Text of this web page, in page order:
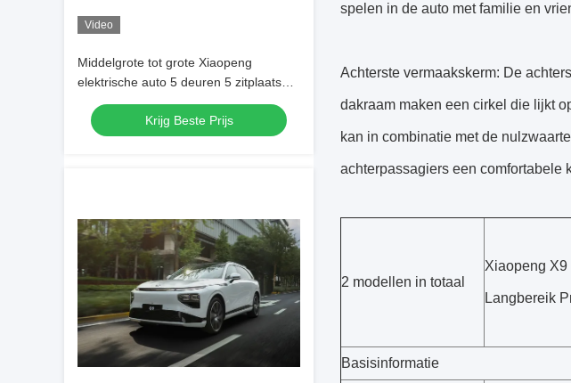
Video
Middelgrote tot grote Xiaopeng
elektrische auto 5 deuren 5 zitplaatsen
Xpeng G9 Pure Electric SUV
Krijg Beste Prijs
spelen in de auto met familie en
Achterste vermaakskerm: De
dakraam maken een cirkel die lijkt
kan in combinatie met de
achterpassagiers een comfortabele
2 modellen in totaal
Xiaopeng X9
Langbereik
Basisinformatie